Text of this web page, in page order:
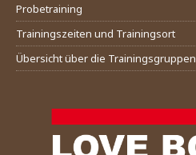
Probetraining
Trainingszeiten und Trainingsort
Übersicht über die Trainingsgruppen